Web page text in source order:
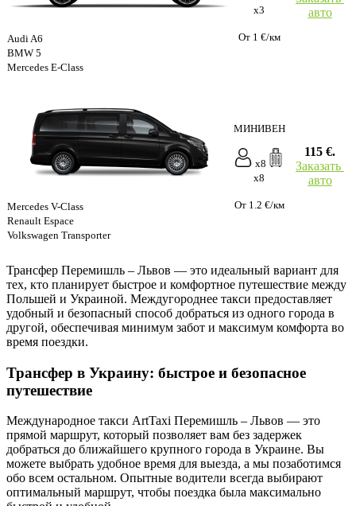
Audi A6
BMW 5
Mercedes E-Class
x3
От 1 €/км
авто
Mercedes V-Class
Renault Espace
Volkswagen Transporter
МИНИВЕН
x8
x8
От 1.2 €/км
115 €.
Заказать
авто
Трансфер Перемишль – Львов — это идеальный вариант для
тех, кто планирует быстрое и комфортное путешествие между
Польшей и Украиной. Междугороднее такси предоставляет
удобный и безопасный способ добраться из одного города в
другой, обеспечивая минимум забот и максимум комфорта во
время поездки.
Трансфер в Украину: быстрое и безопасное
путешествие
Международное такси ArtTaxi Перемишль – Львов — это
прямой маршрут, который позволяет вам без задержек
добраться до ближайшего крупного города в Украине. Вы
можете выбрать удобное время для выезда, а мы позаботимся
обо всем остальном. Опытные водители всегда выбирают
оптимальный маршрут, чтобы поездка была максимально